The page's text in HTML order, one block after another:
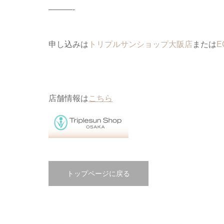
———-
申し込みは トリプルサンショップ大阪店または
店舗情報はこちら
トップページに戻る